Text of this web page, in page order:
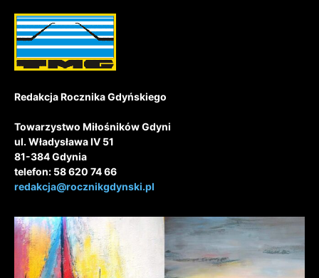
Redakcja Rocznika Gdyńskiego
Towarzystwo Miłośników Gdyni
ul. Władysława IV 51
81-384 Gdynia
telefon: 58 620 74 66
redakcja@rocznikgdynski.pl